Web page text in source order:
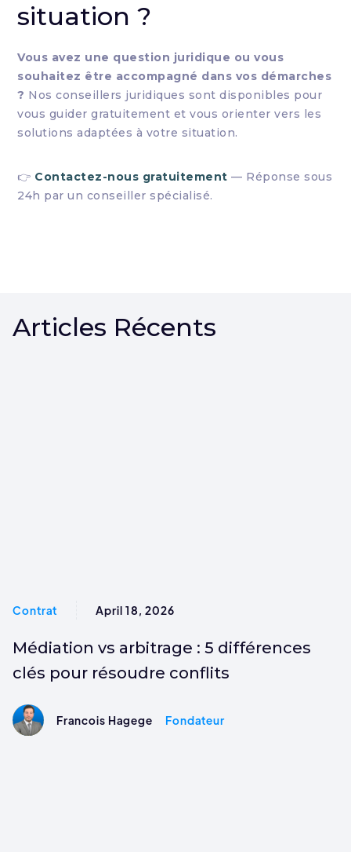
situation ?
Vous avez une question juridique ou vous
souhaitez être accompagné dans vos démarches
? Nos conseillers juridiques sont disponibles pour
vous guider gratuitement et vous orienter vers les
solutions adaptées à votre situation.
👉 Contactez-nous gratuitement — Réponse sous
24h par un conseiller spécialisé.
Articles Récents
Contrat April 18, 2026
Médiation vs arbitrage : 5 différences
clés pour résoudre conflits
Francois Hagege Fondateur